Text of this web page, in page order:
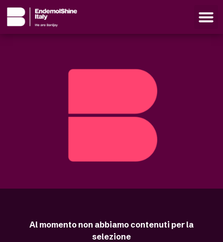
Al momento non abbiamo contenuti per la
selezione